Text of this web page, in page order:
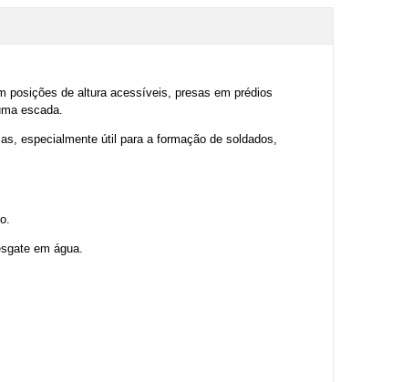
posições de altura acessíveis, presas em prédios
escada.
especialmente útil para a formação de soldados,
em água.